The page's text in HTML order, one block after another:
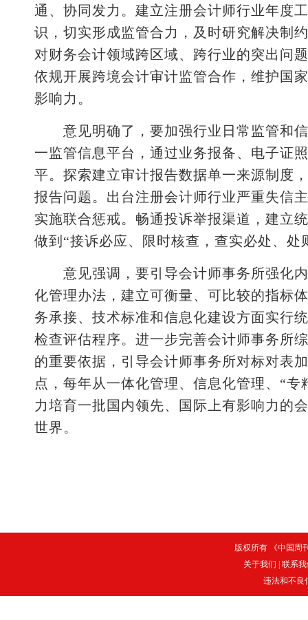
通、协同发力。建立注册会计师行业年度
识，切实形成监管合力，及时研究解决制
对财务会计领域跨区域、跨行业的突出问
依规开展跨境会计审计监管合作，维护国
影响力。
意见明确了，要加强行业日常监管和信
一监管信息平台，通过业务报备、电子证
平。探索建立审计报告数据单一来源制度
报告问题。出台注册会计师行业严重失信
实施联合惩戒。畅通投诉举报渠道，建立
做到“接诉必应、限时核查，查实必处、处
意见强调，要引导会计师事务所强化内
化管理办法，建立可衡量、可比较的指标
务承接、技术标准和信息化建设方面实行
检查评估程序。进一步完善会计师事务所
的重要依据，引导会计师事务所对标对表
点，每年从一体化管理、信息化管理、“
力培育一批国内领先、国际上有影响力的
世界。
版权所有 《中国周
关于我们
联系
违法和不良